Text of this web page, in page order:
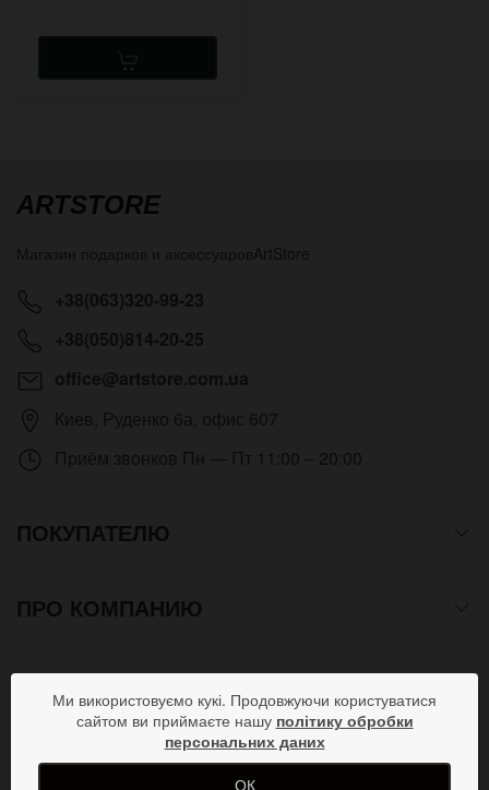
ARTSTORE
ПОКУПАТЕЛЮ
ПРО КОМПАНИЮ
СПОСОБЫ ОПЛАТЫ
ПРИСОЕДИНЯЙСЯ В СОЦСЕТЯХ
Ми використовуємо кукі. Продовжуючи користуватися
сайтом ви приймаєте нашу політику обробки
персональних даних
ОК